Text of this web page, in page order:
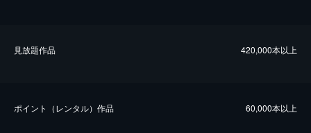
⾒放題作品 420,000本以上
ポイント（レンタル）作品 60,000本以上